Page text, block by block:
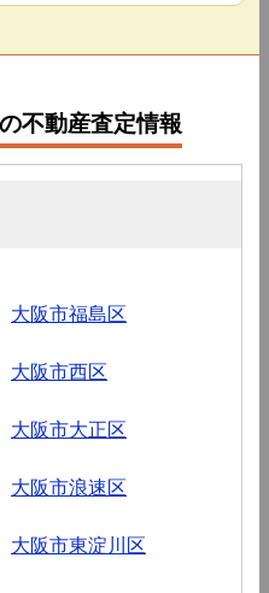
不動産査定情報
大阪市福島区
大阪市西区
大阪市大正区
大阪市浪速区
大阪市東淀川区